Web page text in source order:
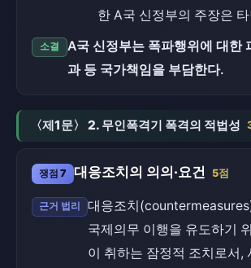
한 A국 신정부의 주장은
소결
A국 신정부는 폭파행위에 대한
과 등 국가책임을 부담한다.
〈제1문〉 2. 무인폭격기 폭격의 적법성
쟁점 7 대응조치의 의의·요건 5점
근거 법리
대응조치
국제의무 이행을 유도하기
이 취하는 잠정적 조치로서,